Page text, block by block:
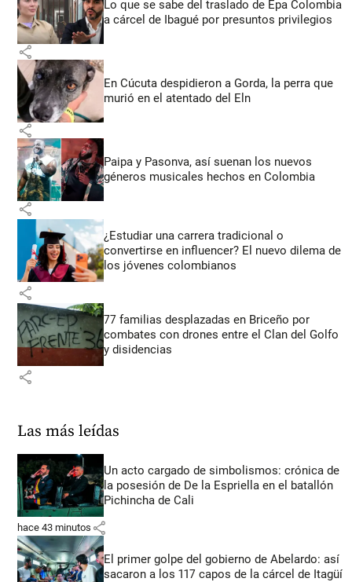
Lo que se sabe del traslado de Epa Colombia
a cárcel de Ibagué por presuntos privilegios
share
En Cúcuta despidieron a Gorda, la perra que
murió en el atentado del Eln
share
Paipa y Pasonva, así suenan los nuevos
géneros musicales hechos en Colombia
share
¿Estudiar una carrera tradicional o
convertirse en influencer? El nuevo dilema de
los jóvenes colombianos
share
77 familias desplazadas en Briceño por
combates con drones entre el Clan del Golfo
y disidencias
share
Las más leídas
Un acto cargado de simbolismos: crónica de
la posesión de De la Espriella en el batallón
Pichincha de Cali
hace 43 minutos share
El primer golpe del gobierno de Abelardo: así
sacaron a los 117 capos de la cárcel de Itagüí